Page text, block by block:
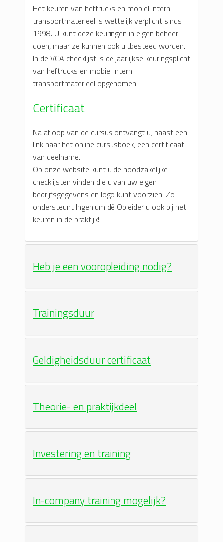
Het keuren van heftrucks en mobiel intern
transportmaterieel is wettelijk verplicht sinds
1998. U kunt deze keuringen in eigen beheer
doen, maar ze kunnen ook uitbesteed worden.
In de VCA checklijst is de jaarlijkse keuringsplicht
van heftrucks en mobiel intern
transportmaterieel opgenomen.
Certificaat
Na afloop van de cursus ontvangt u, naast een
link naar het online cursusboek, een certificaat
van deelname.
Op onze website kunt u de noodzakelijke
checklijsten vinden die u van uw eigen
bedrijfsgegevens en logo kunt voorzien. Zo
ondersteunt Ingenium dé Opleider u ook bij het
keuren in de praktijk!
Heb je een vooropleiding nodig?
Trainingsduur
Geldigheidsduur certificaat
Theorie- en praktijkdeel
Investering en training
In-company training mogelijk?